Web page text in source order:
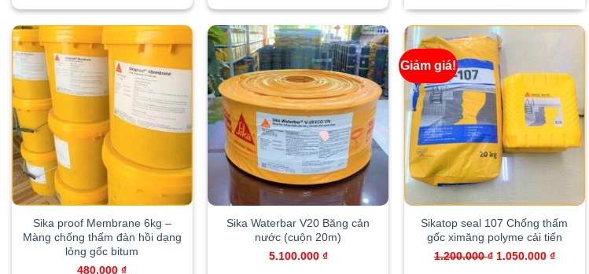
Sika proof Membrane 6kg –
Màng chống thấm đàn hồi dạng
lỏng gốc bitum
480.000₫
Sika Waterbar V20 Băng cản
nước (cuộn 20m)
5.100.000 ₫
Giảm giá!
Sikatop seal 107 Chống thấm
gốc ximăng polyme cải tiến
1.200.000₫ Original
price
1.050.000 ₫Current
price